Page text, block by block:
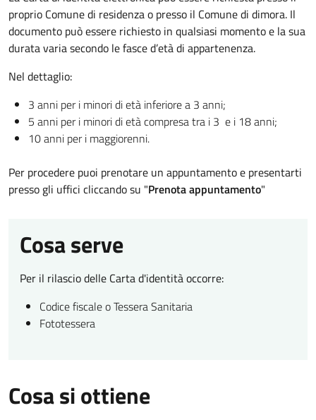
proprio Comune di residenza o presso il Comune di dimora. Il
documento può essere richiesto in qualsiasi momento e la sua
durata varia secondo le fasce d’età di appartenenza.
Nel dettaglio:
3 anni per i minori di età inferiore a 3 anni;
5 anni per i minori di età compresa tra i 3 e i 18 anni;
10 anni per i maggiorenni.
Per procedere puoi prenotare un appuntamento e presentarti
presso gli uffici cliccando su "Prenota appuntamento"
Cosa serve
Per il rilascio delle Carta d'identità occorre:
Codice fiscale o Tessera Sanitaria
Fototessera
Cosa si ottiene